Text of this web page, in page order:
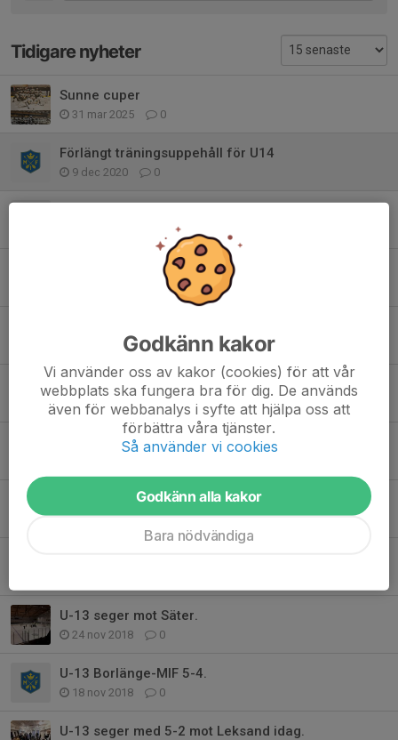
Tidigare nyheter
Sunne cuper
31 mar 2025 0
Förlängt träningsuppehåll för U14
9 dec 2020 0
Sista bortamatchen!!!!!
16 feb 2019 0
Bra publikstöd inför dagens drabbning i Furudal!!
12 jan 2019
U-13 bjöd hemmapubliken på målkalas!
U-13 slog Falun borta med 1-7.
8 dec 2018 0
U-13 seger mot Säter.
24 nov 2018 0
U-13 Borlänge-MIF 5-4.
18 nov 2018 0
U-13 seger med 5-2 mot Leksand idag.
Godkänn kakor
Vi använder oss av kakor (cookies) för att vår
webbplats ska fungera bra för dig. De används
även för webbanalys i syfte att hjälpa oss att
förbättra våra tjänster.
Så använder vi cookies
Godkänn alla kakor
Bara nödvändiga